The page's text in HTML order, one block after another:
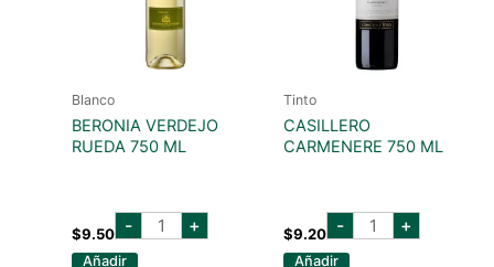
Blanco
BERONIA VERDEJO
RUEDA 750 ML
$9.50 - beronia
verdejo+
Añadir
Tinto
CASILLERO
CARMENERE 750 ML
$9.20 - CASILLERO
CARMENERE
+
Añadir